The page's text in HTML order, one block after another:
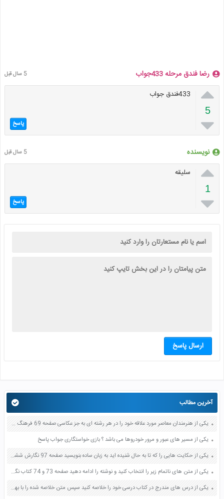
رضا فندق مرحله 433جواب 5 سال قبل

5

433فندق جواب
پاسخ
نویسنده 5 سال قبل

1

سلیقه
پاسخ
ارسال پاسخ
آخرین مطالب
یکی از هنرمندان معاصر مورد علاقه خود را در هر رشته ای به جز عکاسی صفحه 69 فرهنگ و هنر نهم
یکی از مسیر های عبور و مرور خودروها می باشد ؟ بازی خواستگاری جواب پاسخ
یکی از حکایت هایی را که تا به حال شنیده اید به زبان ساده بنویسید صفحه 97 نگارش ششم دبستان
یکی از متن های ناتمام زیر را انتخاب کنید و نوشته را ادامه دهید صفحه 73 و 74 کتاب نگارش فارسی پنجم دبستان
یکی از درس های مندرج در کتاب درسی خود را خلاصه کنید سپس متن خلاصه شده را با بهره گیری از روش های دسته بندی نمودار جدول نقشه مفهومی نشان دهید صفحه 118 نگارش یازدهم